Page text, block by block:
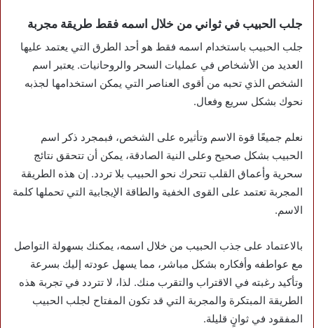
جلب الحبيب في ثواني من خلال اسمه فقط طريقة مجربة
جلب الحبيب باستخدام اسمه فقط هو أحد الطرق التي يعتمد عليها
العديد من الأشخاص في عمليات السحر والروحانيات. يعتبر اسم
الشخص الذي تحبه من أقوى العناصر التي يمكن استخدامها لجذبه
نحوك بشكل سريع وفعال.
نعلم جميعًا قوة الاسم وتأثيره على الشخص، فبمجرد ذكر اسم
الحبيب بشكل صحيح وعلى النية الصادقة، يمكن أن تتحقق نتائج
سحرية وأعماق القلب تتحرك نحو الحبيب بلا تردد. إن هذه الطريقة
المجربة تعتمد على القوى الخفية والطاقة الإيجابية التي تحملها كلمة
الاسم.
بالاعتماد على جذب الحبيب من خلال اسمه، يمكنك بسهولة التواصل
مع عواطفه وأفكاره بشكل مباشر، مما يسهل عودته إليك بسرعة
وتأكيد رغبته في الاقتراب والتقرب منك. لذا، لا تتردد في تجربة هذه
الطريقة المبتكرة والمجربة التي قد تكون المفتاح لجلب الحبيب
المفقود في ثوانٍ قليلة.